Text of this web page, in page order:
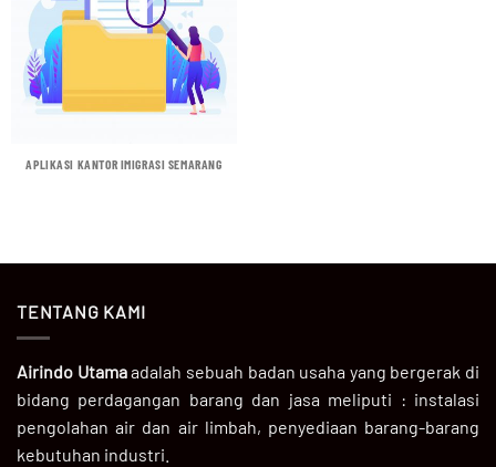
APLIKASI KANTOR IMIGRASI SEMARANG
TENTANG KAMI
Airindo Utamaadalah sebuah badan usaha yang bergerak di
bidang perdagangan barang dan jasa meliputi : instalasi
pengolahan air dan air limbah, penyediaan barang-barang
kebutuhan industri.